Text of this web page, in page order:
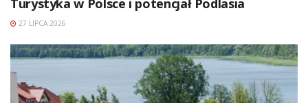
Turystyka w Polsce i potencjał Podlasia
27 LIPCA 2026